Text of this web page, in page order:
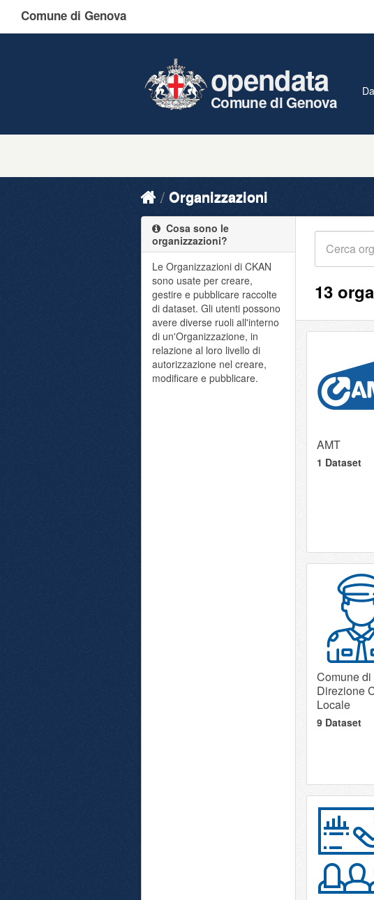
Comune di Genova
opendata
Comune di Genova
Organizzazioni
13
AMT
1 Dataset
Comune
Direzione
Locale
9 Dataset
Cosa sono le
organizzazioni?
Le Organizzazioni di CKAN
sono usate per creare,
gestire e pubblicare raccolte
di dataset. Gli utenti possono
avere diverse ruoli all'interno
di un'Organizzazione, in
relazione al loro livello di
autorizzazione nel creare,
modificare e pubblicare.